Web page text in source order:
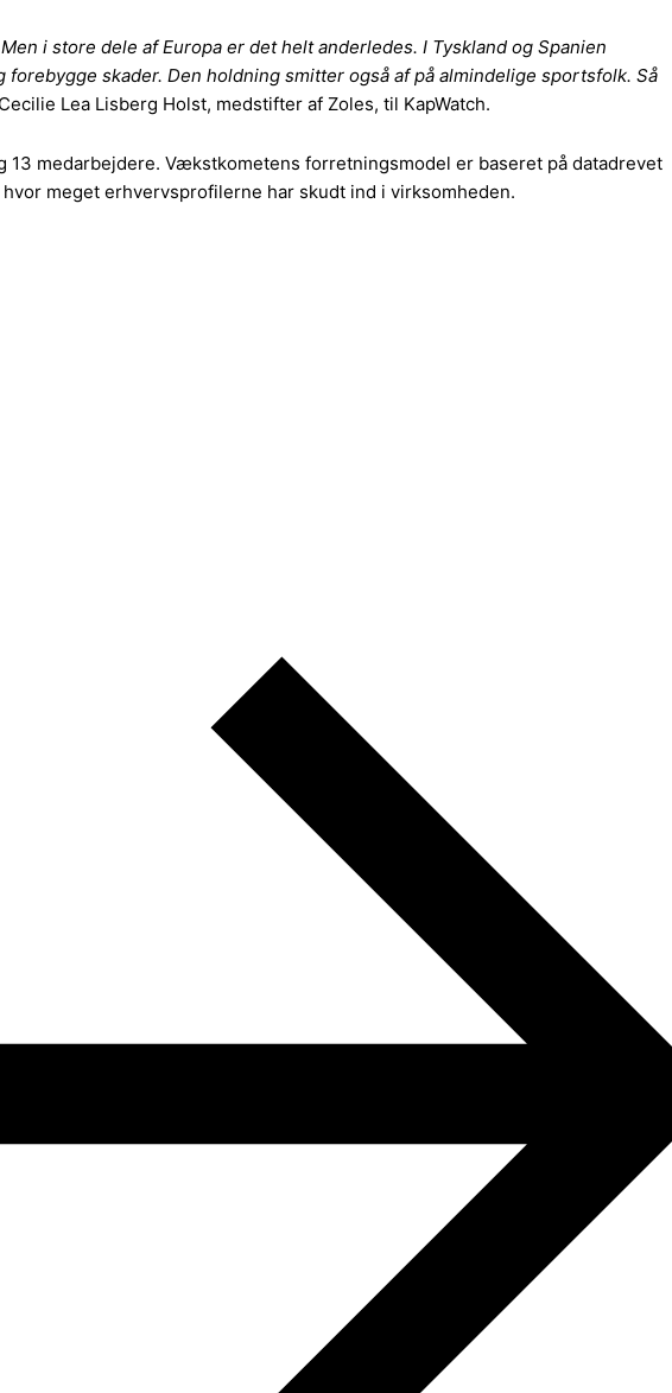
i store dele af Europa er det helt anderledes. I Tyskland og Spanien
skader. Den holdning smitter også af på almindelige sportsfolk. Så
Lea Lisberg Holst, medstifter af Zoles, til KapWatch.
medarbejdere. Vækstkometens forretningsmodel er baseret på datadrevet
meget erhvervsprofilerne har skudt ind i virksomheden.